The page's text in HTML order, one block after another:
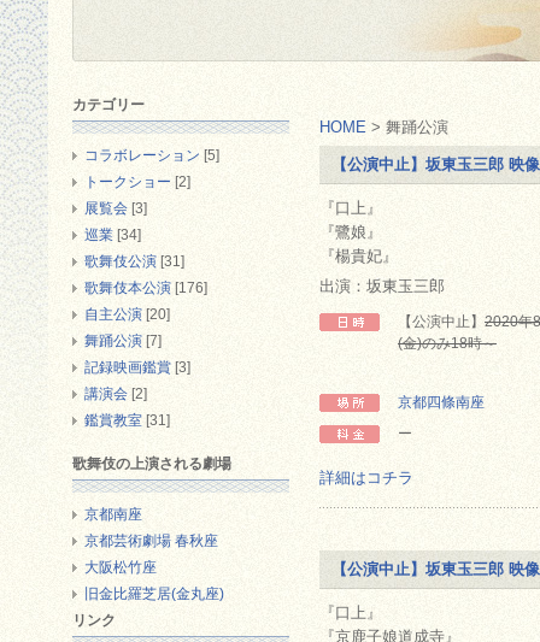
HOME > 舞踊公演
【公演中止】坂東玉三郎 映
『口上』
『鷺娘』
『楊貴妃』
出演：坂東玉三郎
【公演中止】 2020年
(金)のみ18時～
京都四條南座
ー
詳細はコチラ
【公演中止】坂東玉三郎 映
『口上』
『京鹿子娘道成寺』
カテゴリー
コラボレーション [5]
トークショー [2]
展覧会 [3]
巡業 [34]
歌舞伎公演 [31]
歌舞伎本公演 [176]
自主公演 [20]
舞踊公演 [7]
記録映画鑑賞 [3]
講演会 [2]
鑑賞教室 [31]
歌舞伎の上演される劇場
京都南座
京都芸術劇場 春秋座
大阪松竹座
旧金比羅芝居(金丸座)
リンク